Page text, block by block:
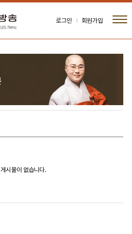
로그인 회원가입
게시물이 없습니다.